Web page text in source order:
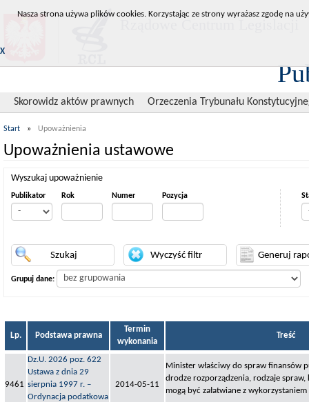
Skorowidz aktów prawnych Orzeczenia Trybunału
Start » Upoważnienia
Upoważnienia ustawowe
Wyszukaj upoważnienie
Publikator Rok Numer Pozycja
Grupuj dane:
Lp. Podstawa prawna
Termin
wykonania
Treść
9461
Dz.U. 2026 poz. 622
Ustawa z dnia 29
sierpnia 1997 r. –
Ordynacja podatkowa
2014-05-11
Minister właściwy do spraw finansów
drodze rozporządzenia, rodzaje spraw,
mogą być załatwiane z
Nasza strona używa plików cookies. Korzystając ze strony wyrażasz zgodę na
X